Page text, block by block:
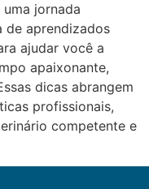
jornada
de aprendizados
ajudar você a
apaixonante,
dicas abrangem
profissionais,
competente e